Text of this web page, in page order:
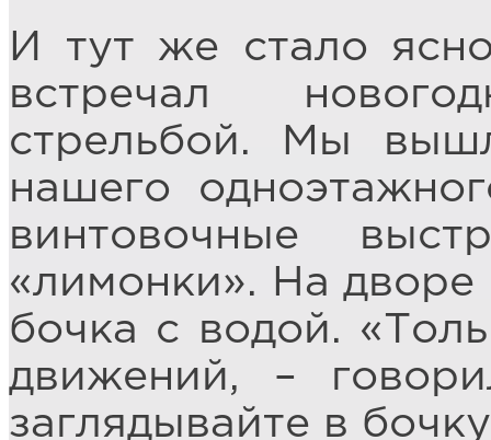
И тут же стало
встречал
стрельбой. Мы
нашего
винтовочные
«лимонки». На дворе
бочка с водой.
движений, –
заглядывайте в